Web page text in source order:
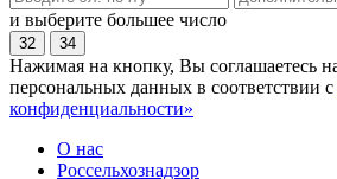
и выберите большее число
32 34
Нажимая на кнопку, Вы соглашаетесь
персональных данных в соответствии с
конфиденциальности»
О нас
Россельхознадзор